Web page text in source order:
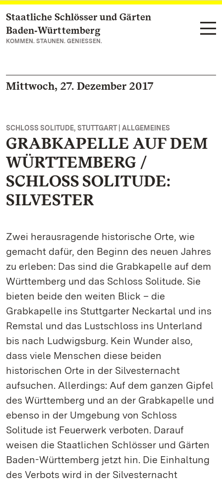
Zum Hauptinhalt springen
Staatliche Schlösser und Gärten
Baden‑Württemberg
KOMMEN. STAUNEN. GENIESSEN.
Mittwoch, 27. Dezember 2017
SCHLOSS SOLITUDE, STUTTGART | ALLGEMEINES
GRABKAPELLE AUF DEM
WÜRTTEMBERG /
SCHLOSS SOLITUDE:
SILVESTER
Zwei herausragende historische Orte, wie
gemacht dafür, den Beginn des neuen Jahres
zu erleben: Das sind die Grabkapelle auf dem
Württemberg und das Schloss Solitude. Sie
bieten beide den weiten Blick – die
Grabkapelle ins Stuttgarter Neckartal und ins
Remstal und das Lustschloss ins Unterland
bis nach Ludwigsburg. Kein Wunder also,
dass viele Menschen diese beiden
historischen Orte in der Silvesternacht
aufsuchen. Allerdings: Auf dem ganzen Gipfel
des Württemberg und an der Grabkapelle und
ebenso in der Umgebung von Schloss
Solitude ist Feuerwerk verboten. Darauf
weisen die Staatlichen Schlösser und Gärten
Baden-Württemberg jetzt hin. Die Einhaltung
des Verbots wird in der Silvesternacht